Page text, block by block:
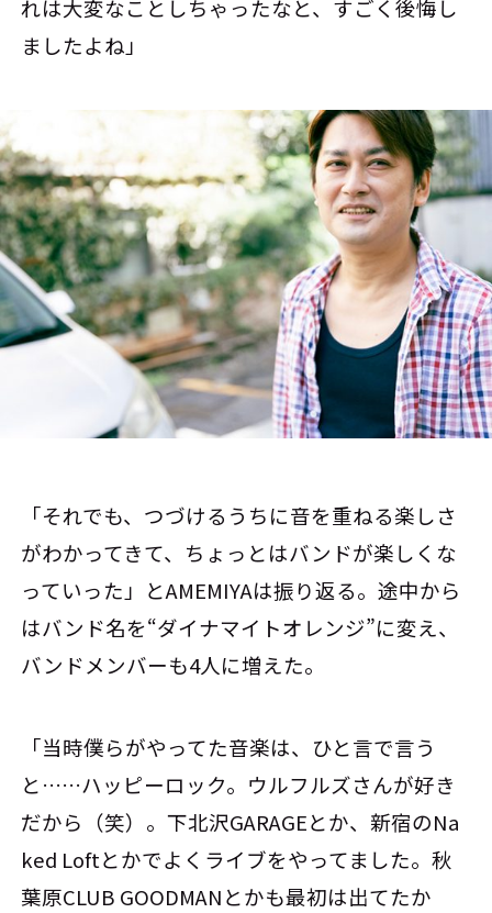
れは大変なことしちゃったなと、すごく後悔し
ましたよね」
「それでも、つづけるうちに音を重ねる楽しさ
がわかってきて、ちょっとはバンドが楽しくな
っていった」とAMEMIYAは振り返る。途中から
はバンド名を“ダイナマイトオレンジ”に変え、
バンドメンバーも4人に増えた。
「当時僕らがやってた音楽は、ひと言で言う
と……ハッピーロック。ウルフルズさんが好き
だから（笑）。下北沢GARAGEとか、新宿のNa
ked Loftとかでよくライブをやってました。秋
葉原CLUB GOODMANとかも最初は出てたか